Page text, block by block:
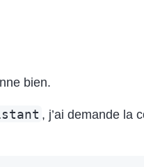
bien.
, j’ai demande la